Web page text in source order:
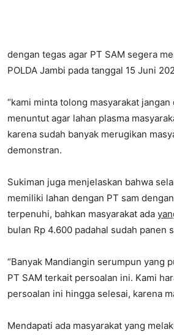
dengan tegas agar PT SAM segera
POLDA Jambi pada tanggal 15 Juni
“kami minta tolong masyarakat
menuntut agar lahan plasma
karena sudah banyak merugikan
demonstran.
Sukiman juga menjelaskan bahwa
memiliki lahan dengan PT sam
terpenuhi, bahkan masyarakat ada
bulan Rp 4.600 padahal sudah panen
“Banyak Mandiangin serumpun yang
PT SAM terkait persoalan ini. Kami
persoalan ini hingga selesai, karena
Mendapati ada masyarakat yang